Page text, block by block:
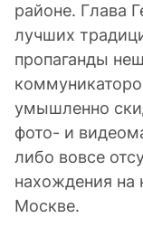
районе. Глава
лучших
пропаганды
умышленно
фото- и
либо вовсе
нахождения на
Москве.